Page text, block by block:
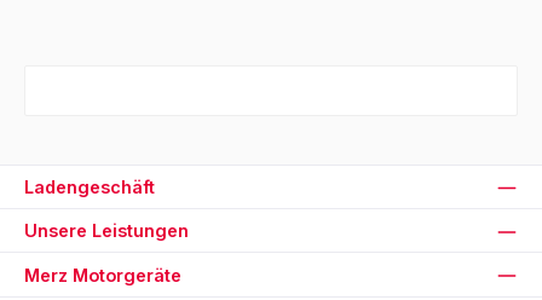
Ladengeschäft
Unsere Leistungen
Merz Motorgeräte